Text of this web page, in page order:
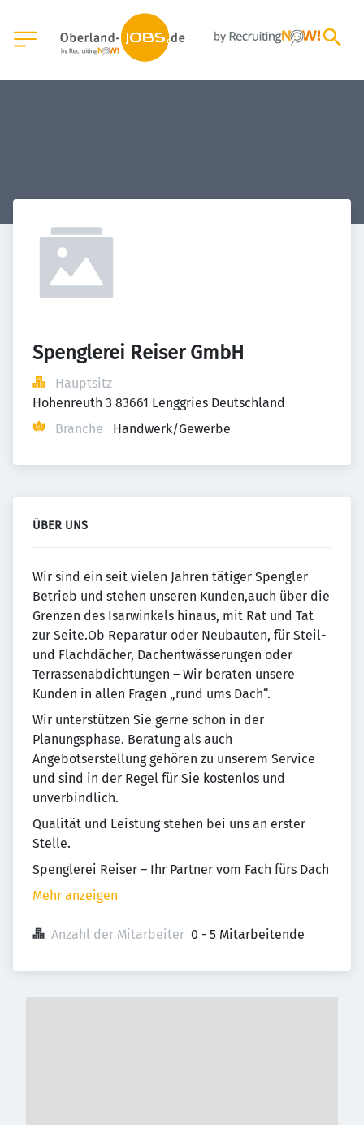
Spenglerei Reiser GmbH
Hauptsitz
Hohenreuth 3 83661 Lenggries Deutschland
Branche
Handwerk/Gewerbe
ÜBER UNS
Wir sind ein seit vielen Jahren tätiger Spengler
Betrieb und stehen unseren Kunden,auch über die
Grenzen des Isarwinkels hinaus, mit Rat und Tat
zur Seite.Ob Reparatur oder Neubauten, für Steil-
und Flachdächer, Dachentwässerungen oder
Terrassenabdichtungen – Wir beraten unsere
Kunden in allen Fragen „rund ums Dach“.
Wir unterstützen Sie gerne schon in der
Planungsphase. Beratung als auch
Angebotserstellung gehören zu unserem Service
und sind in der Regel für Sie kostenlos und
unverbindlich.
Qualität und Leistung stehen bei uns an erster
Stelle.
Spenglerei Reiser – Ihr Partner vom Fach fürs Dach
Mehr anzeigen
Anzahl der Mitarbeiter 0 - 5 Mitarbeitende